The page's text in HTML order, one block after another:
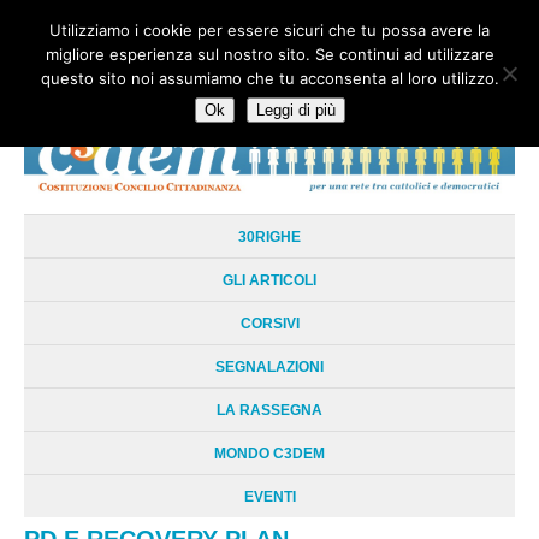
HOME CHI SIAMO LA RETE LE RADICI DOCUMENTAZIONE
AREE TEMATICHE
30RIGHE
GLI ARTICOLI
CORSIVI
SEGNALAZIONI
LA RASSEGNA
MONDO C3DEM
EVENTI
Utilizziamo i cookie per essere sicuri che tu possa avere la
migliore esperienza sul nostro sito. Se continui ad utilizzare
questo sito noi assumiamo che tu acconsenta al loro utilizzo.
Ok Leggi di più